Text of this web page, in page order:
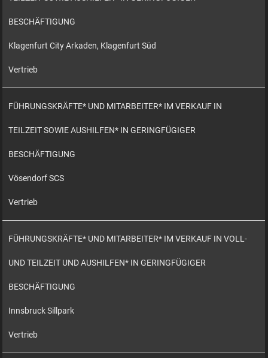
BESCHÄFTIGUNG
Klagenfurt City Arkaden, Klagenfurt Süd
Vertrieb
FÜHRUNGSKRÄFTE* UND MITARBEITER* IM VERKAUF IN
TEILZEIT SOWIE AUSHILFEN* IN GERINGFÜGIGER
BESCHÄFTIGUNG
Vösendorf SCS
Vertrieb
FÜHRUNGSKRÄFTE* UND MITARBEITER* IM VERKAUF IN VOLL-
UND TEILZEIT UND AUSHILFEN* IN GERINGFÜGIGER
BESCHÄFTIGUNG
Innsbruck Sillpark
Vertrieb